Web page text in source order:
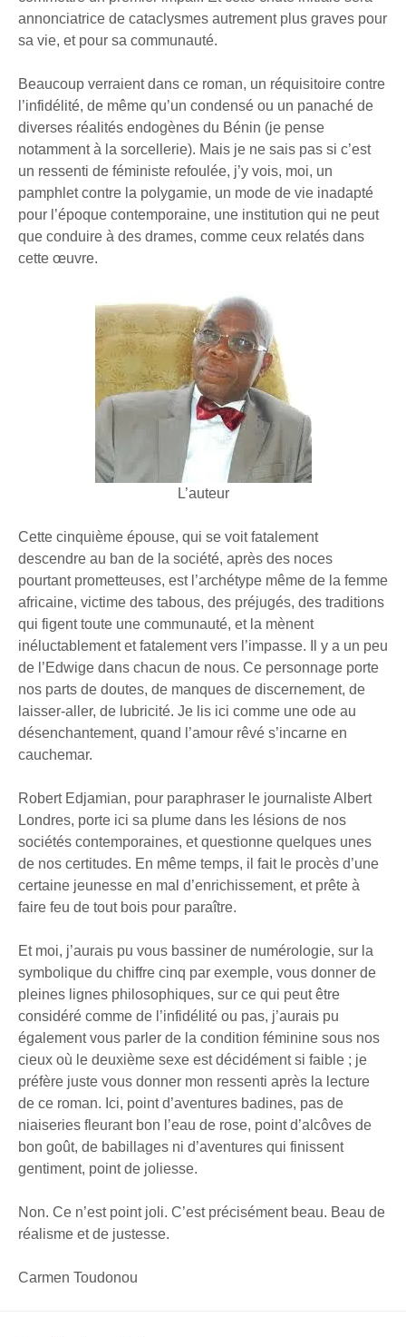
annonciatrice de cataclysmes autrement plus graves pour
sa vie, et pour sa communauté.
Beaucoup verraient dans ce roman, un réquisitoire contre
l’infidélité, de même qu’un condensé ou un panaché de
diverses réalités endogènes du Bénin (je pense
notamment à la sorcellerie). Mais je ne sais pas si c’est
un ressenti de féministe refoulée, j’y vois, moi, un
pamphlet contre la polygamie, un mode de vie inadapté
pour l’époque contemporaine, une institution qui ne peut
que conduire à des drames, comme ceux relatés dans
cette œuvre.
L’auteur
Cette cinquième épouse, qui se voit fatalement
descendre au ban de la société, après des noces
pourtant prometteuses, est l’archétype même de la femme
africaine, victime des tabous, des préjugés, des traditions
qui figent toute une communauté, et la mènent
inéluctablement et fatalement vers l’impasse. Il y a un peu
de l’Edwige dans chacun de nous. Ce personnage porte
nos parts de doutes, de manques de discernement, de
laisser-aller, de lubricité. Je lis ici comme une ode au
désenchantement, quand l’amour rêvé s’incarne en
cauchemar.
Robert Edjamian, pour paraphraser le journaliste Albert
Londres, porte ici sa plume dans les lésions de nos
sociétés contemporaines, et questionne quelques unes
de nos certitudes. En même temps, il fait le procès d’une
certaine jeunesse en mal d’enrichissement, et prête à
faire feu de tout bois pour paraître.
Et moi, j’aurais pu vous bassiner de numérologie, sur la
symbolique du chiffre cinq par exemple, vous donner de
pleines lignes philosophiques, sur ce qui peut être
considéré comme de l’infidélité ou pas, j’aurais pu
également vous parler de la condition féminine sous nos
cieux où le deuxième sexe est décidément si faible ; je
préfère juste vous donner mon ressenti après la lecture
de ce roman. Ici, point d’aventures badines, pas de
niaiseries fleurant bon l’eau de rose, point d’alcôves de
bon goût, de babillages ni d’aventures qui finissent
gentiment, point de joliesse.
Non. Ce n’est point joli. C’est précisément beau. Beau de
réalisme et de justesse.
Carmen Toudonou